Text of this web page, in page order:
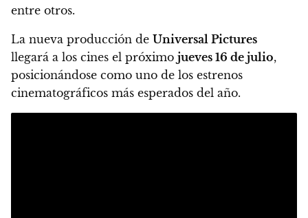
entre otros.
La nueva producción de Universal Pictures
llegará a los cines el próximo jueves 16 de julio,
posicionándose como uno de los estrenos
cinematográficos más esperados del año.